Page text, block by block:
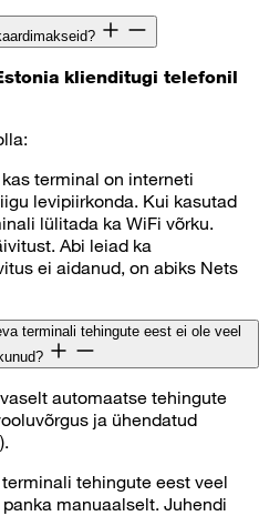
klienditugi telefonil
terminal on interneti
levipiirkonda. Kui kasutad
lülitada ka WiFi võrku.
Abi leiad ka
ei aidanud, on abiks Nets
terminali tehingute eest ei ole veel
automaatse tehingute
ja ühendatud
tehingute eest veel
manuaalselt. Juhendi